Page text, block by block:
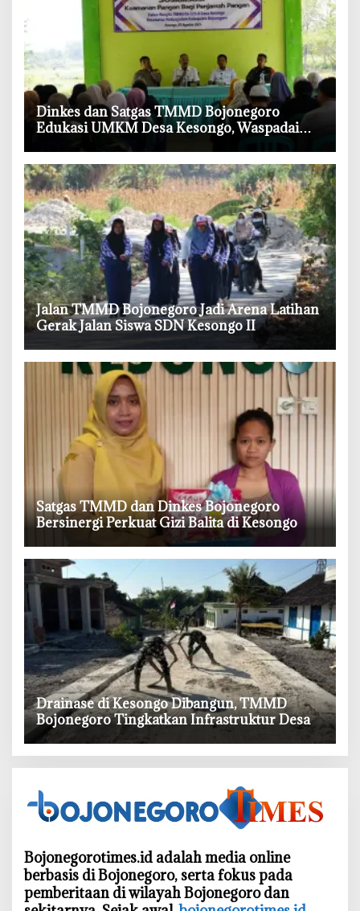
‎Dinkes dan Satgas TMMD Bojonegoro
Edukasi UMKM Desa Kesongo, Waspadai
Boraks dan Formalin
‎Jalan TMMD Bojonegoro Jadi Arena Latihan
Gerak Jalan Siswa SDN Kesongo II
‎Satgas TMMD dan Dinkes Bojonegoro
Bersinergi Perkuat Gizi Balita di Kesongo
‎Drainase di Kesongo Dibangun, TMMD
Bojonegoro Tingkatkan Infrastruktur Desa
Bojonegorotimes.id adalah media online
berbasis di Bojonegoro, serta fokus pada
pemberitaan di wilayah Bojonegoro dan